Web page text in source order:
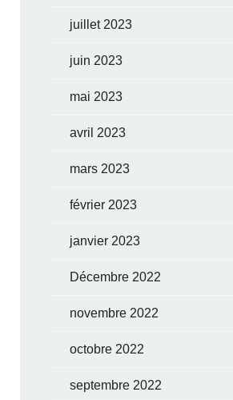
juillet 2023
juin 2023
mai 2023
avril 2023
mars 2023
février 2023
janvier 2023
Décembre 2022
novembre 2022
octobre 2022
septembre 2022